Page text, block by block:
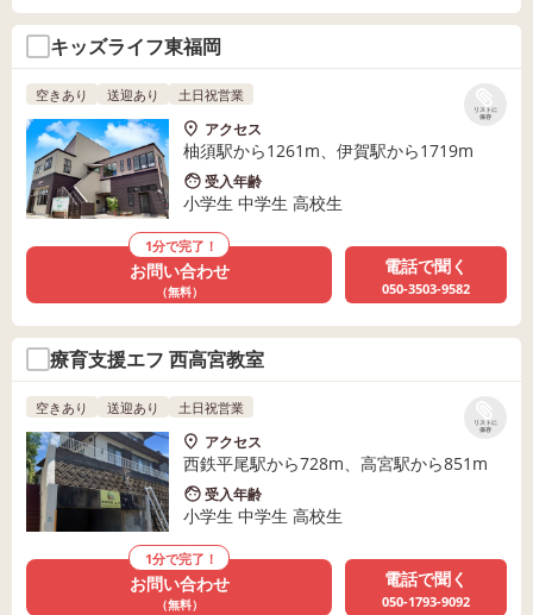
キッズライフ東福岡
リストに
保存
空きあり 送迎あり 土日祝営業
アクセス
柚須駅から1261m、伊賀駅から1719m
受入年齢
小学生 中学生 高校生
1分で完了！
お問い合わせ
（無料）
電話で聞く
050-3503-9582
療育支援エフ 西高宮教室
リストに
保存
空きあり 送迎あり 土日祝営業
アクセス
西鉄平尾駅から728m、高宮駅から851m
受入年齢
小学生 中学生 高校生
1分で完了！
お問い合わせ
（無料）
電話で聞く
050-1793-9092